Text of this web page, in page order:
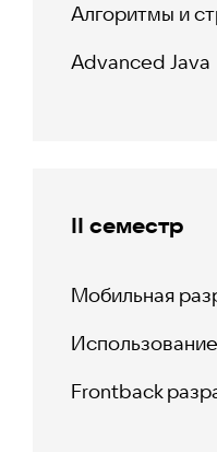
Алгоритмы и
Advanced Java
II семестр
Мобильная
Frontback